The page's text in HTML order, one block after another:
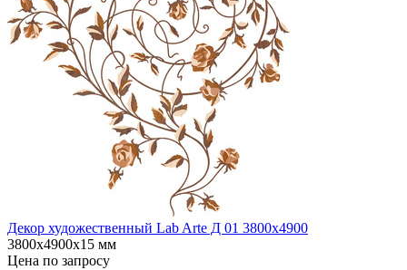
Декор художественный Lab Arte Д 01 3800х4900
3800х4900х15 мм
Цена по запросу